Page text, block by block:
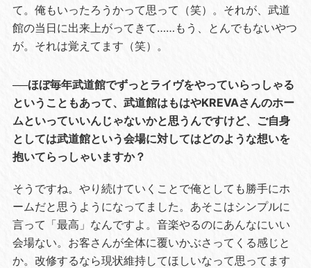
て。俺もいったろうかって思って（笑）。それが、武道
館の当日に出来上がってきて……もう、とんでもないやつ
が。それは覚えてます（笑）。
──ほぼ毎年武道館でずっとライヴをやっていらっしゃる
ということもあって、武道館はもはやKREVAさんのホー
ムといっていいんじゃないかと思うんですけど、ご自身
としては武道館という会場に対してはどのような想いを
抱いてらっしゃいますか？
そうですね。やり続けていくことで俺としても勝手にホ
ームだと思うようになってました。あそこはシンプルに
言って「最高」なんですよ。音楽やるのにあんなにいい
会場ない。お客さんが全体に覆いかぶさってくる感じと
か。改修するなら現状維持してほしいなって思ってます